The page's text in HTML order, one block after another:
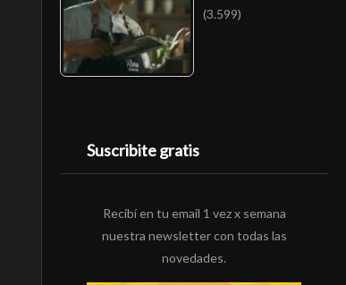
(3.599)
Suscribite gratis
Recibí en tu email 1 vez x semana
nuestra newsletter con todas las
novedades.